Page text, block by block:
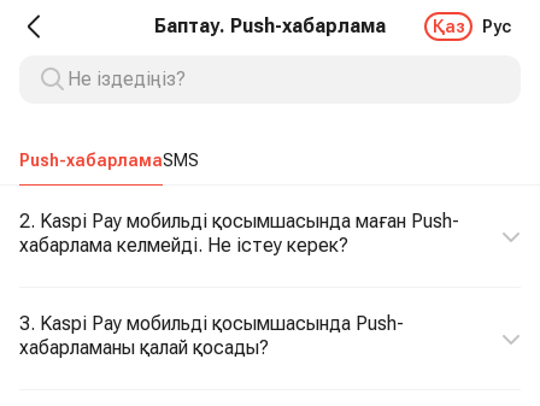
Баптау. Push-хабарлама Қаз Рус
Push-хабарламаSMS
2. Kaspi Pay мобильді қосымшасында маған Push-
хабарлама келмейді. Не істеу керек?
3. Kaspi Pay мобильді қосымшасында Push-
хабарламаны қалай қосады?